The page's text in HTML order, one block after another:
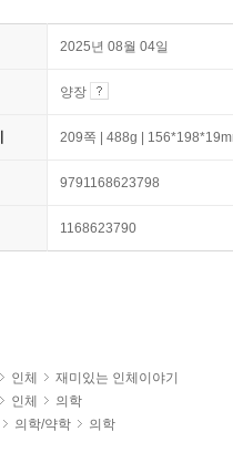
2025년 08월 04일
양장
209쪽 | 488g |
9791168623798
1168623790
인체
재미있는 인체이야기
인체
의학
의학/약학 의학